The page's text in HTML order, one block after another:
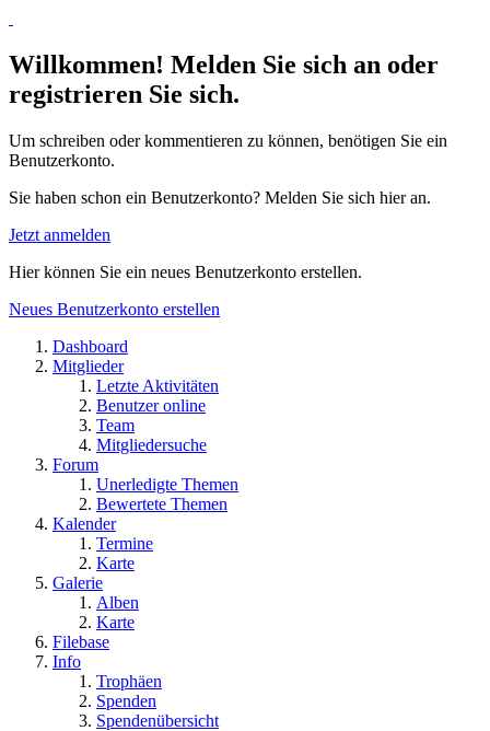
Willkommen! Melden Sie sich an oder
registrieren Sie sich.
Um schreiben oder kommentieren zu können, benötigen Sie ein
Benutzerkonto.
Sie haben schon ein Benutzerkonto? Melden Sie sich hier an.
Jetzt anmelden
Hier können Sie ein neues Benutzerkonto erstellen.
Neues Benutzerkonto erstellen
Dashboard
Mitglieder
Letzte Aktivitäten
Benutzer online
Team
Mitgliedersuche
Forum
Unerledigte Themen
Bewertete Themen
Kalender
Termine
Karte
Galerie
Alben
Karte
Filebase
Info
Trophäen
Spenden
Spendenübersicht